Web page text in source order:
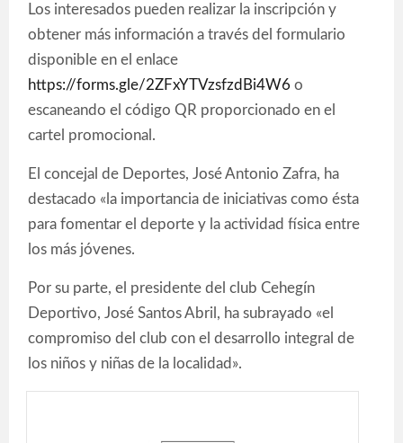
Los interesados pueden realizar la inscripción y
obtener más información a través del formulario
disponible en el enlace
https://forms.gle/2ZFxYTVzsfzdBi4W6 o
escaneando el código QR proporcionado en el
cartel promocional.
El concejal de Deportes, José Antonio Zafra, ha
destacado «la importancia de iniciativas como ésta
para fomentar el deporte y la actividad física entre
los más jóvenes.
Por su parte, el presidente del club Cehegín
Deportivo, José Santos Abril, ha subrayado «el
compromiso del club con el desarrollo integral de
los niños y niñas de la localidad».